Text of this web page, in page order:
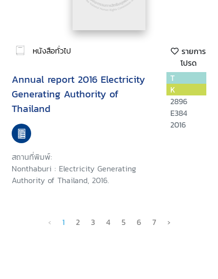
หนังสือทั่วไป
รายการ
โปรด
Annual report 2016 Electricity
Generating Authority of
Thailand
สถานที่พิมพ์:
Nonthaburi : Electricity Generating
Authority of Thailand, 2016.
T
K
2896
E384
2016
‹ 1 2 3 4 5 6 7 ›